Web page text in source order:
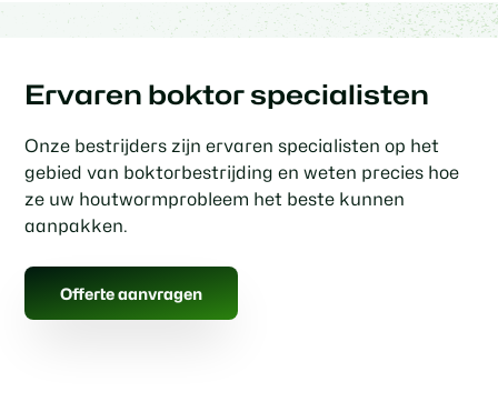
Ervaren boktor specialisten
Onze bestrijders zijn ervaren specialisten op het
gebied van boktorbestrijding en weten precies hoe
ze uw houtwormprobleem het beste kunnen
aanpakken.
Offerte aanvragen